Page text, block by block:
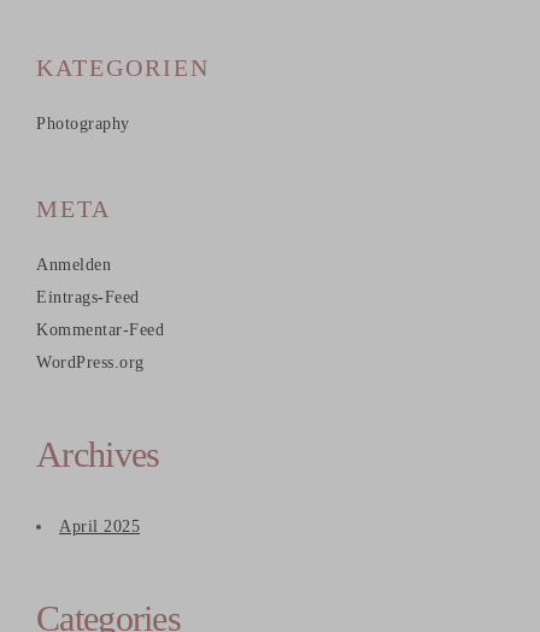
KATEGORIEN
Photography
META
Anmelden
Eintrags-Feed
Kommentar-Feed
WordPress.org
Archives
April 2025
Categories